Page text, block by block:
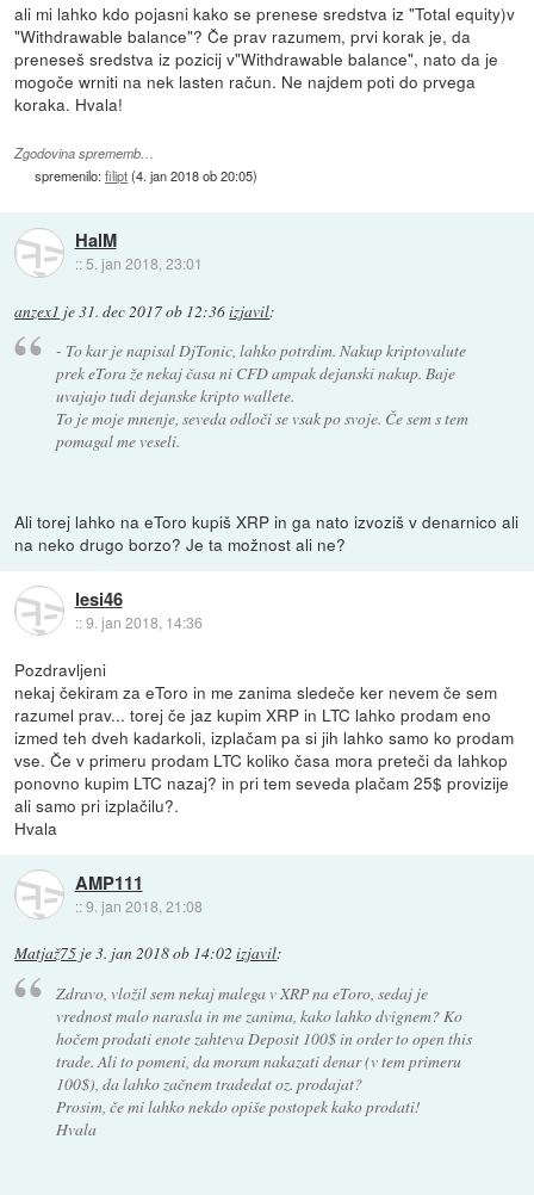
ali mi lahko kdo pojasni kako se prenese sredstva iz "Total equity)v
"Withdrawable balance"? Če prav razumem, prvi korak je, da
preneseš sredstva iz pozicij v"Withdrawable balance", nato da je
mogoče wrniti na nek lasten račun. Ne najdem poti do prvega
koraka. Hvala!
Zgodovina sprememb…
spremenilo:filipt(4. jan 2018 ob 20:05)
HalM
:: 5. jan 2018, 23:01
anzex1 je31. dec 2017 ob 12:36izjavil:
- To kar je napisal DjTonic, lahko potrdim. Nakup kriptovalute
prek eTora že nekaj časa ni CFD ampak dejanski nakup. Baje
uvajajo tudi dejanske kripto wallete.
To je moje mnenje, seveda odloči se vsak po svoje. Če sem s tem
pomagal me veseli.
Ali torej lahko na eToro kupiš XRP in ga nato izvoziš v denarnico ali
na neko drugo borzo? Je ta možnost ali ne?
lesi46
::9. jan 2018, 14:36
Pozdravljeni
nekaj čekiram za eToro in me zanima sledeče ker nevem če sem
razumel prav... torej če jaz kupim XRP in LTC lahko prodam eno
izmed teh dveh kadarkoli, izplačam pa si jih lahko samo ko prodam
vse. Če v primeru prodam LTC koliko časa mora preteči da lahkop
ponovno kupim LTC nazaj? in pri tem seveda plačam 25$ provizije
ali samo pri izplačilu?.
Hvala
AMP111
::9. jan 2018, 21:08
Matjaž75 je3. jan 2018 ob 14:02 izjavil:
Zdravo, vložil sem nekaj malega v XRP na eToro, sedaj je
vrednost malo narasla in me zanima, kako lahko dvignem? Ko
hočem prodati enote zahteva Deposit 100$ in order to open this
trade. Ali to pomeni, da moram nakazati denar (v tem primeru
100$), da lahko začnem tradedat oz. prodajat?
Prosim, če mi lahko nekdo opiše postopek kako prodati!
Hvala